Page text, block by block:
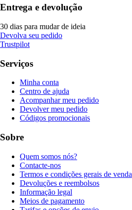
Entrega e devolução
30 dias para mudar de ideia
Devolva seu pedido
Trustpilot
Serviços
Minha conta
Centro de ajuda
Acompanhar meu pedido
Devolver meu pedido
Códigos promocionais
Sobre
Quem somos nós?
Contacte-nos
Termos e condições gerais de venda
Devoluções e reembolsos
Informação legal
Meios de pagamento